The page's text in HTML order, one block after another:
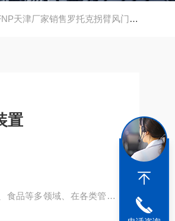
津厂家销售罗托克拐臂风门电动执行装置
置
食品等多领域、在各类管道